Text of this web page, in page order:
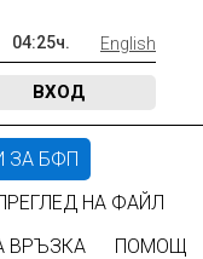
04:25ч. English
ВХОД
ЗА БФП
НА ФАЙЛ
ВРЪЗКА ПОМОЩ